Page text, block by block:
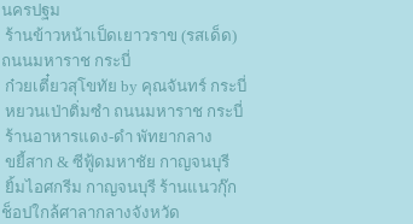
นครปฐม
ร้านข้าวหน้าเป็ดเยาวราข (รสเด็ด)
ถนนมหาราช กระบี่
ก๋วยเตี๋ยวสุโขทัย by คุณจันทร์ กระบี่
หยวนเป่าติ่มซำ ถนนมหาราช กระบี่
ร้านอาหารแดง-ดำ พัทยากลาง
ขยี้สาก & ซีฟู้ดมหาชัย กาญจนบุรี
ิ้มไอศกรีม กาญจนบุรี ร้านแนวกุ๊ก
ช็อปใกล้ศาลากลางจังหวัด